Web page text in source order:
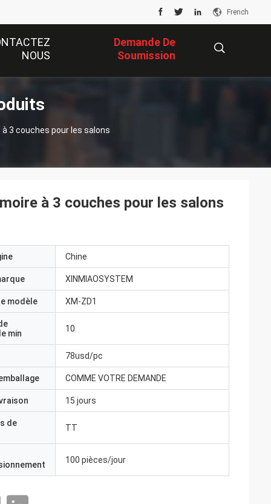
French
NOUS
Demande De
Soumission
3 couches pour les salons
à 3 couches pour les salons
Chine
XINMIAOSYSTEM
modèle XM-ZD1
min
10
78usd/pc
COMME VOTRE DEMANDE
15 jours
de TT
100 pièces/jour